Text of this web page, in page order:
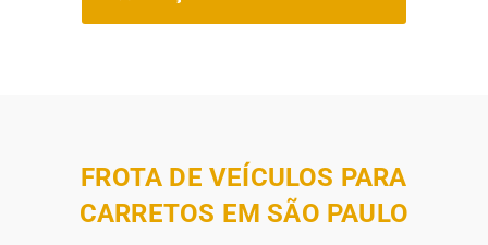
FROTA DE VEÍCULOS PARA
CARRETOS EM SÃO PAULO